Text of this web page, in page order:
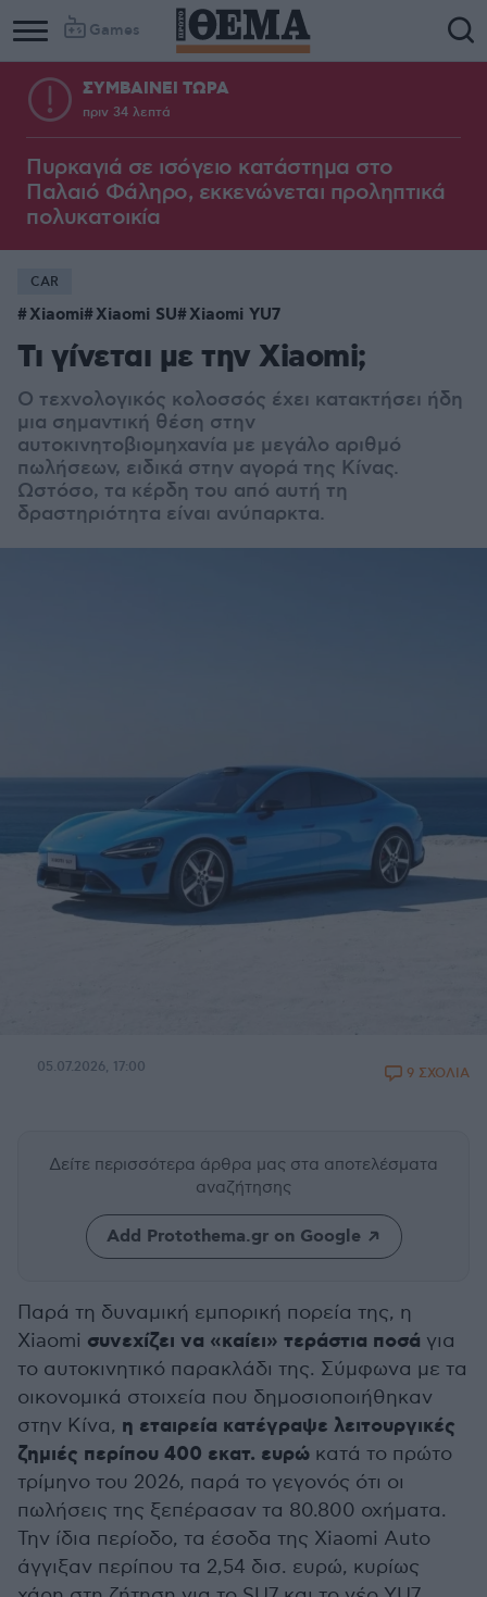
Games
ΣΥΜΒΑΙΝΕΙ ΤΩΡΑ
πριν 34 λεπτά
Πυρκαγιά σε ισόγειο κατάστημα στο
Παλαιό Φάληρο, εκκενώνεται προληπτικά
πολυκατοικία
CAR
Xiaomi Xiaomi SU Xiaomi YU7
Τι γίνεται με την Xiaomi;
Ο τεχνολογικός κολοσσός έχει κατακτήσει ήδη
μια σημαντική θέση στην
αυτοκινητοβιομηχανία με μεγάλο αριθμό
πωλήσεων, ειδικά στην αγορά της Κίνας.
Ωστόσο, τα κέρδη του από αυτή τη
δραστηριότητα είναι ανύπαρκτα.
05.07.2026, 17:00 9 ΣΧΟΛΙΑ
Δείτε περισσότερα άρθρα μας στα αποτελέσματα
αναζήτησης
Add Protothema.gr on Google
Παρά τη δυναμική εμπορική πορεία της, η
Xiaomi συνεχίζει να «καίει» τεράστια ποσά για
το αυτοκινητικό παρακλάδι της. Σύμφωνα με τα
οικονομικά στοιχεία που δημοσιοποιήθηκαν
στην Κίνα, η εταιρεία κατέγραψε λειτουργικές
ζημιές περίπου 400 εκατ. ευρώ κατά το πρώτο
τρίμηνο του 2026, παρά το γεγονός ότι οι
πωλήσεις της ξεπέρασαν τα 80.800 οχήματα.
Την ίδια περίοδο, τα έσοδα της Xiaomi Auto
άγγιξαν περίπου τα 2,54 δισ. ευρώ, κυρίως